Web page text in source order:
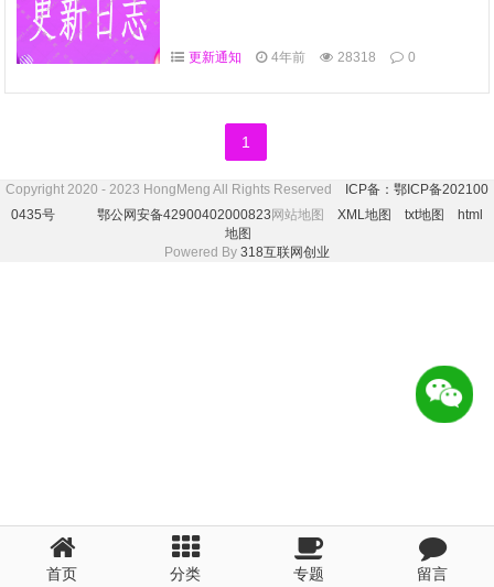
更新通知 4年前 28318 0
1
Copyright 2020 - 2023 HongMeng All Rights Reserved
ICP备：鄂ICP备202100
0435号
鄂公网安备42900402000823 网站地图 XML地图 txt地图
html
地图
Powered By 318互联网创业
首页 分类 专题 留言